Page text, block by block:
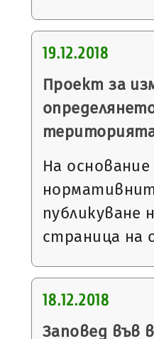
19.12.2018
Проект за
На основание
страница на
18.12.2018
Заповед във